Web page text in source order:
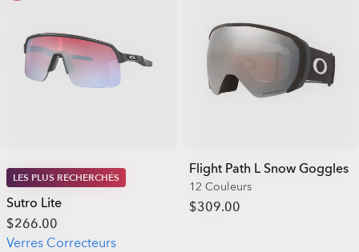
LES PLUS RECHERCHÉS
Sutro Lite
$266.00
Verres Correcteurs
Flight Path L Snow Goggles
12 Couleurs
$309.00